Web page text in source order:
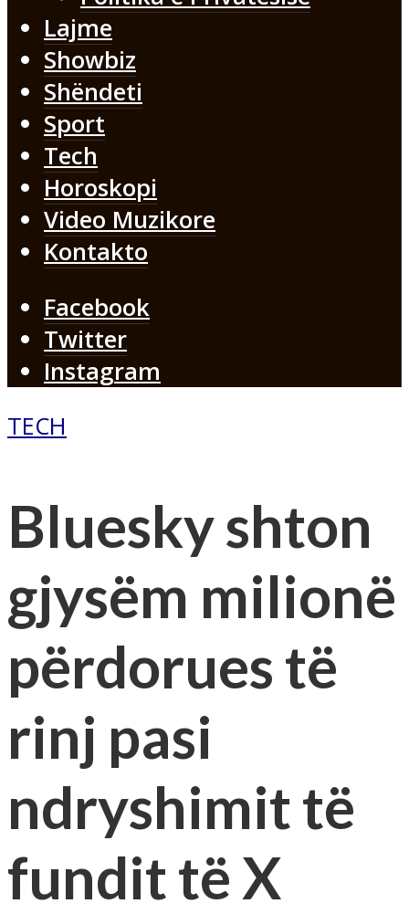
Lajme
Showbiz
Shëndeti
Sport
Tech
Horoskopi
Video Muzikore
Kontakto
Facebook
Twitter
Instagram
TECH
Bluesky shton
gjysëm milionë
përdorues të
rinj pasi
ndryshimit të
fundit të X